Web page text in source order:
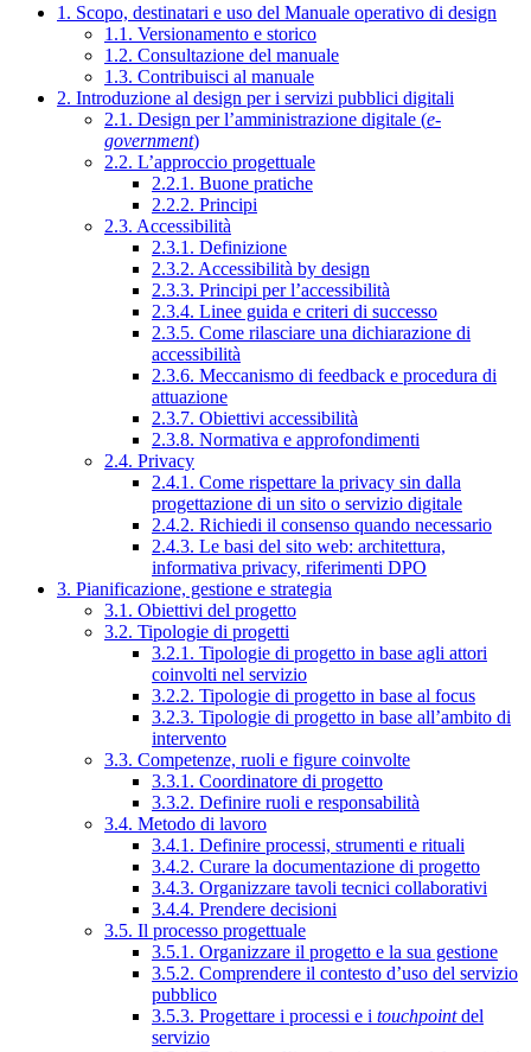
1. Scopo, destinatari e uso del Manuale operativo di design
1.1. Versionamento e storico
1.2. Consultazione del manuale
1.3. Contribuisci al manuale
2. Introduzione al design per i servizi pubblici digitali
2.1. Design per l’amministrazione digitale (e-
government)
2.2. L’approccio progettuale
2.2.1. Buone pratiche
2.2.2. Principi
2.3. Accessibilità
2.3.1. Definizione
2.3.2. Accessibilità by design
2.3.3. Principi per l’accessibilità
2.3.4. Linee guida e criteri di successo
2.3.5. Come rilasciare una dichiarazione di
accessibilità
2.3.6. Meccanismo di feedback e procedura di
attuazione
2.3.7. Obiettivi accessibilità
2.3.8. Normativa e approfondimenti
2.4. Privacy
2.4.1. Come rispettare la privacy sin dalla
progettazione di un sito o servizio digitale
2.4.2. Richiedi il consenso quando necessario
2.4.3. Le basi del sito web: architettura,
informativa privacy, riferimenti DPO
3. Pianificazione, gestione e strategia
3.1. Obiettivi del progetto
3.2. Tipologie di progetti
3.2.1. Tipologie di progetto in base agli attori
coinvolti nel servizio
3.2.2. Tipologie di progetto in base al focus
3.2.3. Tipologie di progetto in base all’ambito di
intervento
3.3. Competenze, ruoli e figure coinvolte
3.3.1. Coordinatore di progetto
3.3.2. Definire ruoli e responsabilità
3.4. Metodo di lavoro
3.4.1. Definire processi, strumenti e rituali
3.4.2. Curare la documentazione di progetto
3.4.3. Organizzare tavoli tecnici collaborativi
3.4.4. Prendere decisioni
3.5. Il processo progettuale
3.5.1. Organizzare il progetto e la sua gestione
3.5.2. Comprendere il contesto d’uso del servizio
pubblico
3.5.3. Progettare i processi e i touchpointdel
servizio